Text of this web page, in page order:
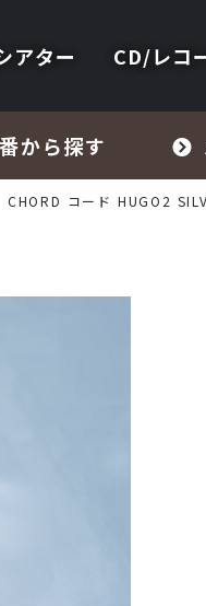
アター CD/レコ
から探す
セサリー
イヤホン
他
CHORD コード HUGO2